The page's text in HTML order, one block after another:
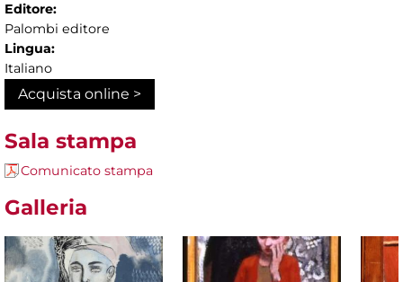
Editore:
Palombi editore
Lingua:
Italiano
Acquista online >
Sala stampa
Comunicato stampa
Galleria